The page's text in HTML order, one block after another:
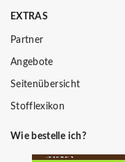
EXTRAS
Partner
Angebote
Seitenübersicht
Stofflexikon
Wie bestelle ich?